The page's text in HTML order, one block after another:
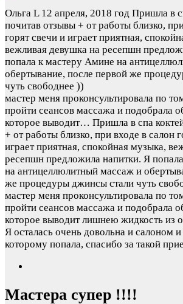
Ольга L 12 апреля, 2018 год Пришла в
почитав отзывы + от работы близко,
горят свечи и играет приятная,
вежливая девушка на ресепшн
попала к мастеру Амине на
обертывание, после первой же
чуть свободнее ))
мастер меня проконсультировала по
пройти сеансов массажа и подобрала
которое выводит… Пришла в спа
+ от работы близко, при входе в салон
играет приятная, спокойная музыка,
ресепшн предложила напитки. Я
на антицеллюлитный массаж и
же процедуры джинсы стали чуть
мастер меня проконсультировала по
пройти сеансов массажа и подобрала
которое выводит лишнею жидкость из
Я осталась очень довольна и салоном
которому попала, спасибо за такой
Мастера супер !!!!